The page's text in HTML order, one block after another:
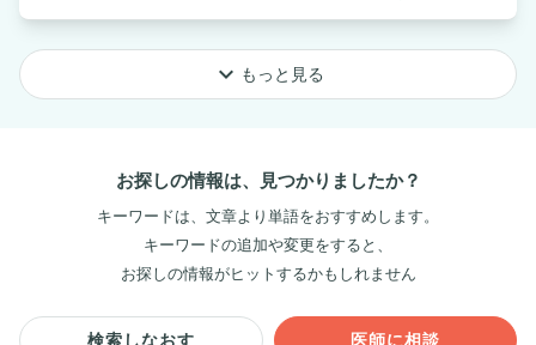
keyboard_arrow_down もっと見る
お探しの情報は、見つかりましたか？
キーワードは、文章より単語をおすすめします。
キーワードの追加や変更をすると、
お探しの情報がヒットするかもしれません
検索しなおす 医師に相談